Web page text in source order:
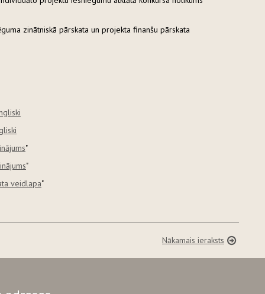
zinātniskā pārskata un projekta finanšu pārskata
"
"
veidlapa"
Nākamais ieraksts